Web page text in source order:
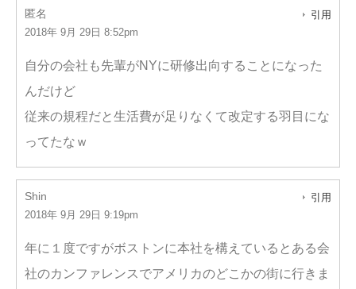
匿名
2018年 9月 29日 8:52pm
引用
自分の会社も先輩がNYに研修出向することになった
んだけど
従来の規程だと生活費が足りなくて改定する羽目にな
ってたなｗ
Shin
2018年 9月 29日 9:19pm
引用
年に１度ですがボストンに本社を構えているとある会
社のカンファレンスでアメリカのどこかの街に行きま